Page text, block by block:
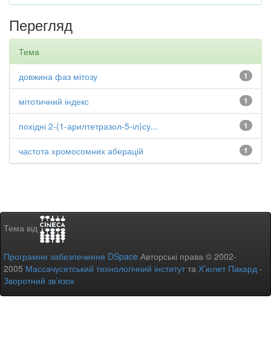
Перегляд
Тема
1
довжина фаз мітозу
1
мітотичний індекс
1
похідні 2-(1-арилтетразол-5-іл)су...
1
частота хромосомних аберацій
Тема від
Програмне забезпечення DSpace Авторські права © 2002-
2005 Массачусетський технологічний інститутта Х’юлет Пакард -
Зворотний зв’язок